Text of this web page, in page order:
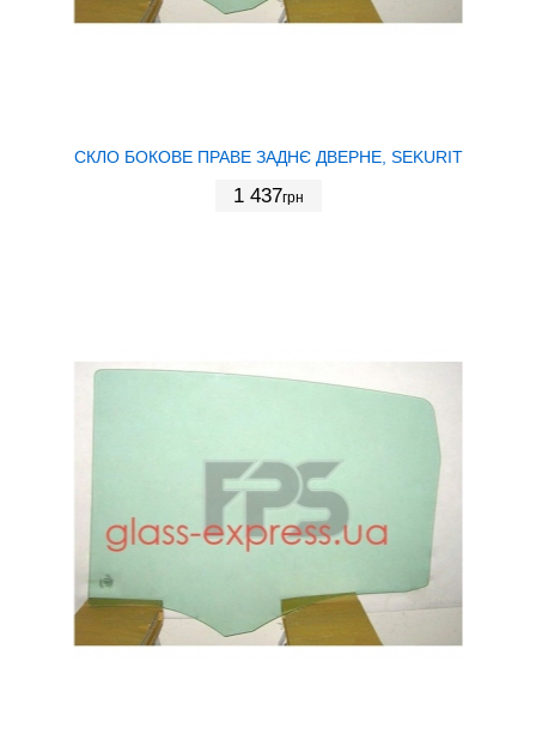
СКЛО БОКОВЕ ПРАВЕ ЗАДНЄ ДВЕРНЕ, SEKURIT
1 437грн